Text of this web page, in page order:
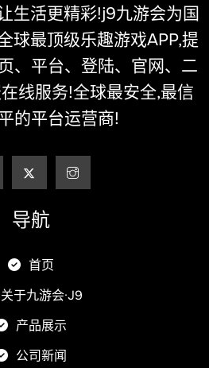
生活更精彩!j9九游会为国
球最顶级乐趣游戏APP,提
、平台、登陆、官网、二
线服务!全球最安全,最信
的平台运营商!
导航
首页
关于九游会·J9
产品展示
公司新闻